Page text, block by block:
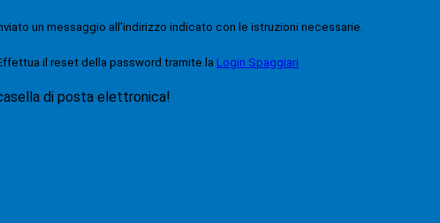
un messaggio all'indirizzo indicato con le istruzioni necessarie.
il reset della password tramite la Login Spaggiari
di posta elettronica!